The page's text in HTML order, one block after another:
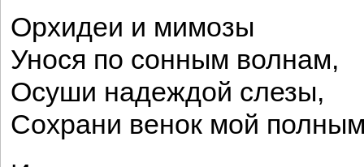
Орхидеи и мимозы
Унося по сонным волнам,
Осуши надеждой слезы,
Сохрани венок мой